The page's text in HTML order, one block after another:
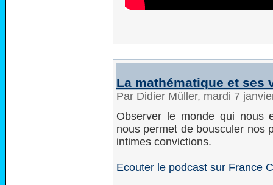
La mathématique et ses
Par Didier Müller, mardi 7
Observer le monde qui nous
nous permet de bousculer nos
intimes convictions.
Ecouter le podcast sur France